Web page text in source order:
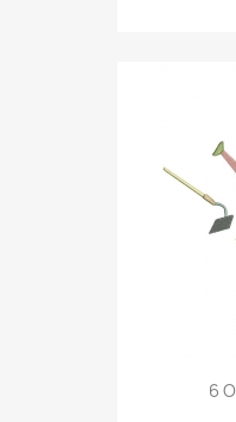
6